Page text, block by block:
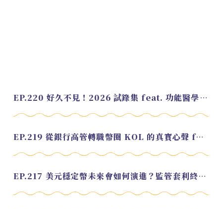
EP.220 好久不見！2026 試錄集 feat. 功能醫學營養師 美寶
EP.219 從銀行高管轉職幣圈 KOL 的真實心聲 feat.龜大
EP.217 美元穩定幣未來會如何演進？監管套利終將收斂？feat. 研究員 余哲安